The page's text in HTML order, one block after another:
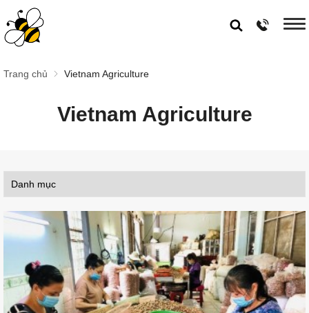
Trang chủ Vietnam Agriculture
Vietnam Agriculture